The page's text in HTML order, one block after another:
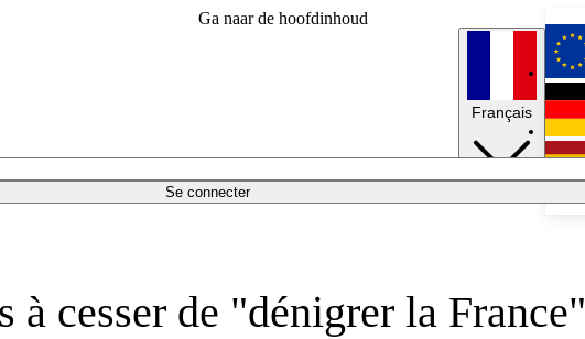
Ga naar de hoofdinhoud
Se connecter
Français
cesser de "dénigrer la France"